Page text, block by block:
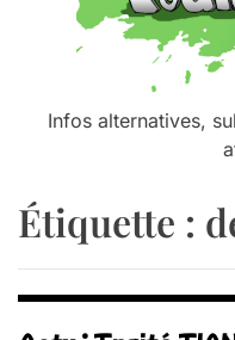
Infos alternatives,
Étiquette :